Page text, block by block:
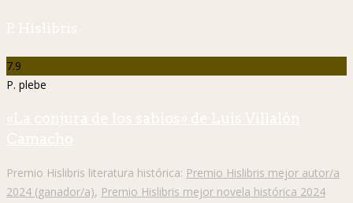
P. Hislibris
7.9
P. plebe
«La conjura de los sabios» de Luis Villalón
Camacho
Premio Hislibris literatura histórica: Premio Hislibris mejor autor/a
2024 (ganador/a), Premio Hislibris mejor novela histórica 2024